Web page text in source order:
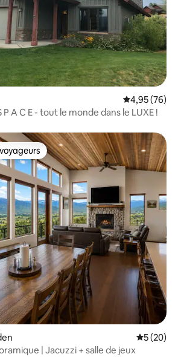
Évaluation
4,95 (76)
P A C E - tout le monde dans le LUXE !
les plus appréciés
5 (20)
| Jacuzzi + salle de jeux